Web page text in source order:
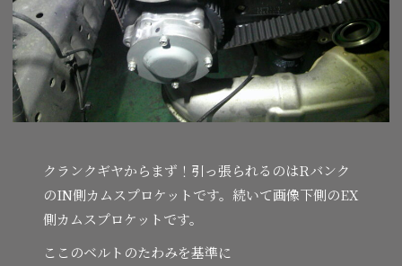
クランクギヤからまず！引っ張られるのはRバンク
のIN側カムスプロケットです。続いて画像下側のEX
側カムスプロケットです。
ここのベルトのたわみを基準に